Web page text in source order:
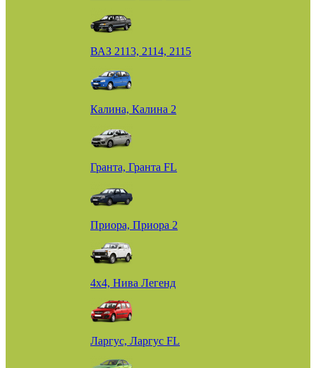
ВАЗ 2113, 2114, 2115
Калина, Калина 2
Гранта, Гранта FL
Приора, Приора 2
4х4, Нива Легенд
Ларгус, Ларгус FL